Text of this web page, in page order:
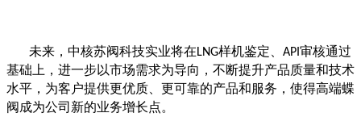
未来， 中核苏阀科技实业将在LNG样机鉴定、 API 审核通过
基础上，进一步以市场需求为导向，不断提升产品质量和技术
水平，为客户提供更优质、更可靠的产品和服务，使得高端蝶
阀成为公司新的业务增长点。